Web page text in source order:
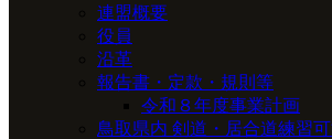
連盟概要
役員
沿革
報告書・定款・規則等
令和８年度事業計画
鳥取県内 剣道・居合道練習